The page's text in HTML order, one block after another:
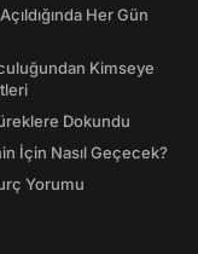
Her Gün
Kimseye
Dokundu
İçin Nasıl Geçecek?
Yorumu